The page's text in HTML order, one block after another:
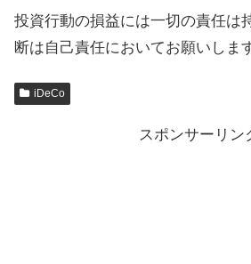
投資行動の損益には一切の責任は
断は自己責任においてお願いしま
iDeCo
スポンサーリン